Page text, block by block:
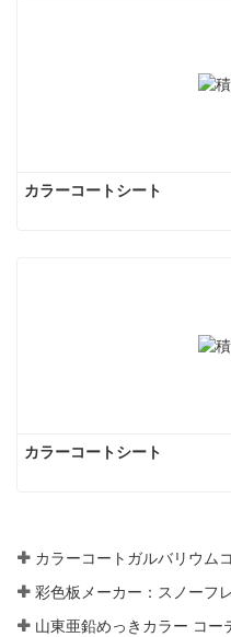
カラーコートシート
カラーコートシート
カラーコートガルバリウム